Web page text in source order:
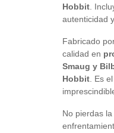
Hobbit.
autenticidad
Fabricado
calidad en
Smaug y
Hobbit. Es el
No pierdas